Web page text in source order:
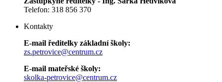
Telefon: 318 856 370
Kontakty
E-mail ředitelky základní školy:
zs.petrovice@centrum.cz
E-mail mateřské školy:
skolka-petrovice@centrum.cz